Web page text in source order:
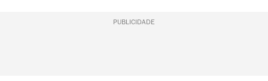
PUBLICIDADE